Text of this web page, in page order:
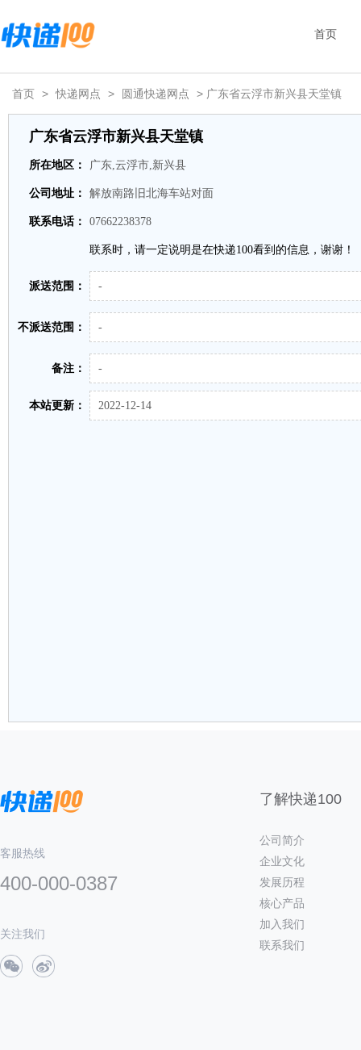
首页
首页 > 快递网点 > 圆通快递网点 > 广东省云浮市新兴县天堂镇
广东省云浮市新兴县天堂镇
所在地区： 广东,云浮市,新兴县
公司地址： 解放南路旧北海车站对面
联系电话： 07662238378
联系时，请一定说明是在快递100看到的信息，谢谢！
派送范围： -
不派送范围： -
备注： -
本站更新： 2022-12-14
客服热线
400-000-0387
关注我们
了解快递100
公司简介
企业文化
发展历程
核心产品
加入我们
联系我们